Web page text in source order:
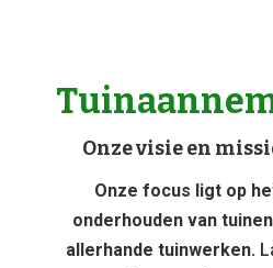
Onze visie en
Onze focus ligt op
onderhouden van
allerhande tuinwerken.